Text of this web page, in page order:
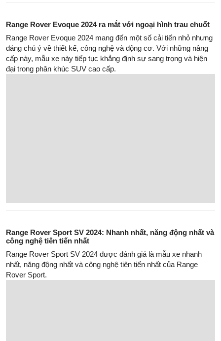
Range Rover Evoque 2024 ra mắt với ngoại hình trau chuốt
Range Rover Evoque 2024 mang đến một số cải tiến nhỏ nhưng
đáng chú ý về thiết kế, công nghệ và động cơ. Với những nâng
cấp này, mẫu xe này tiếp tục khẳng định sự sang trọng và hiện
đại trong phân khúc SUV cao cấp.
Range Rover Sport SV 2024: Nhanh nhất, năng động nhất và
công nghệ tiên tiến nhất
Range Rover Sport SV 2024 được đánh giá là mẫu xe nhanh
nhất, năng động nhất và công nghệ tiên tiến nhất của Range
Rover Sport.